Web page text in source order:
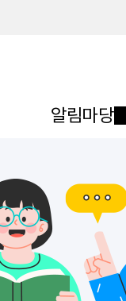
알림마당